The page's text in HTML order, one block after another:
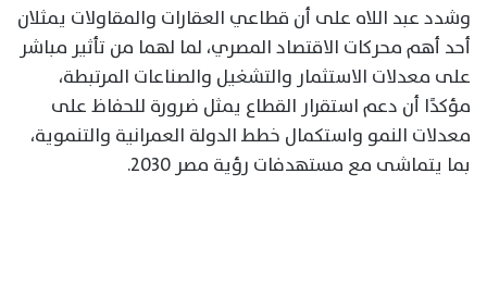
وشدد عبد اللاه على أن قطاعي العقارات والمقاولات يمثلان
أحد أهم محركات الاقتصاد المصري، لما لهما من تأثير مباشر
على معدلات الاستثمار والتشغيل والصناعات المرتبطة،
مؤكدًا أن دعم استقرار القطاع يمثل ضرورة للحفاظ على
معدلات النمو واستكمال خطط الدولة العمرانية والتنموية،
بما يتماشى مع مستهدفات رؤية مصر 2030.